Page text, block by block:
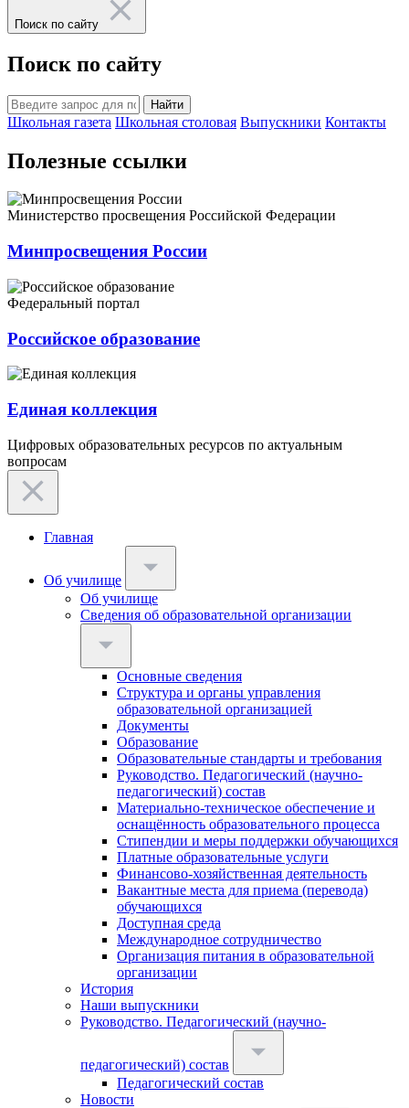
Поиск по сайту
Поиск по сайту
Найти
Школьная газета Школьная столовая Выпускники Контакты
Полезные ссылки
Министерство просвещения Российской Федерации
Минпросвещения России
Федеральный портал
Российское образование
Единая коллекция
Цифровых образовательных ресурсов по актуальным
вопросам
Главная
Об училище
Об училище
Сведения об образовательной организации
Основные сведения
Структура и органы управления
образовательной организацией
Документы
Образование
Образовательные стандарты и требования
Руководство. Педагогический (научно-
педагогический) состав
Материально-техническое обеспечение и
оснащённость образовательного процесса
Стипендии и меры поддержки обучающихся
Платные образовательные услуги
Финансово-хозяйственная деятельность
Вакантные места для приема (перевода)
обучающихся
Доступная среда
Международное сотрудничество
Организация питания в образовательной
организации
История
Наши выпускники
Руководство. Педагогический (научно-
педагогический) состав
Педагогический состав
Новости